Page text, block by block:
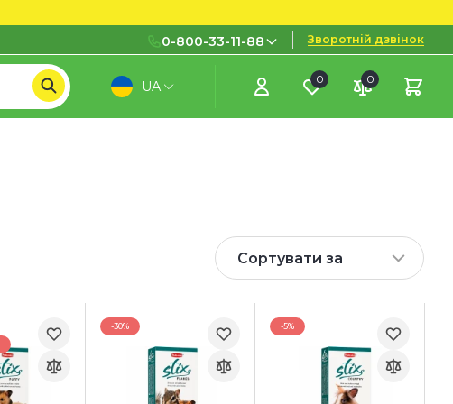
0-800-33-11-88
0-800-33-11-88
Безкоштовно з міських і
(073) 133 11 88
Зворотній дзвінок
UA 0 0
Сортувати за
-30% -5%